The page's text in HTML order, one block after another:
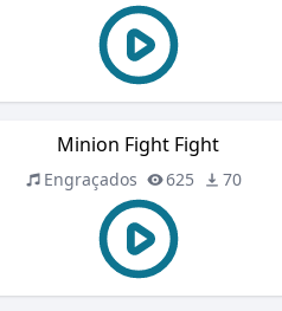
Minion Fight Fight
Engraçados 625 70